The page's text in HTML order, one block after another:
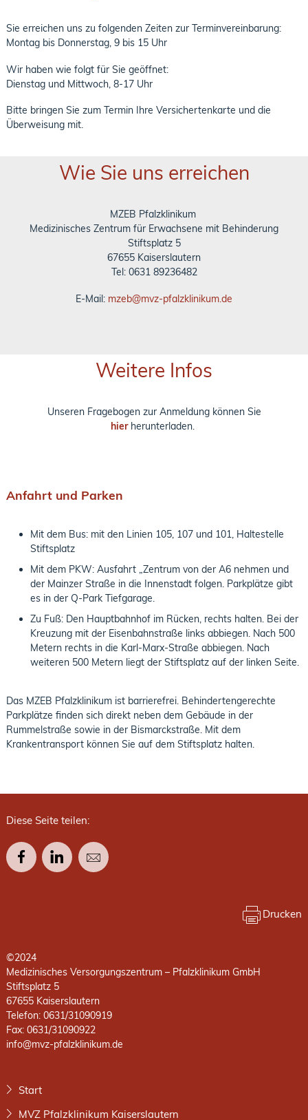
Sie erreichen uns zu folgenden Zeiten zur Terminvereinbarung:
Montag bis Donnerstag, 9 bis 15 Uhr
Wir haben wie folgt für Sie geöffnet:
Dienstag und Mittwoch, 8-17 Uhr
Bitte bringen Sie zum Termin Ihre Versichertenkarte und die
Überweisung mit.
Wie Sie uns erreichen
MZEB Pfalzklinikum
Medizinisches Zentrum für Erwachsene mit Behinderung
Stiftsplatz 5
67655 Kaiserslautern
Tel: 0631 89236482
E-Mail: mzeb@mvz-pfalzklinikum.de
Weitere Infos
Unseren Fragebogen zur Anmeldung können Sie
hier herunterladen.
Anfahrt und Parken
Mit dem Bus: mit den Linien 105, 107 und 101, Haltestelle
Stiftsplatz
Mit dem PKW: Ausfahrt „Zentrum von der A6 nehmen und
der Mainzer Straße in die Innenstadt folgen. Parkplätze gibt
es in der Q-Park Tiefgarage.
Zu Fuß: Den Hauptbahnhof im Rücken, rechts halten. Bei der
Kreuzung mit der Eisenbahnstraße links abbiegen. Nach 500
Metern rechts in die Karl-Marx-Straße abbiegen. Nach
weiteren 500 Metern liegt der Stiftsplatz auf der linken Seite.
Das MZEB Pfalzklinikum ist barrierefrei. Behindertengerechte
Parkplätze finden sich direkt neben dem Gebäude in der
Rummelstraße sowie in der Bismarckstraße. Mit dem
Krankentransport können Sie auf dem Stiftsplatz halten.
Diese Seite teilen:
Drucken
©2024
Medizinisches Versorgungszentrum – Pfalzklinikum GmbH
Stiftsplatz 5
67655 Kaiserslautern
Telefon: 0631/31090919
Fax: 0631/31090922
info@mvz-pfalzklinikum.de
Start
MVZ Pfalzklinikum Kaiserslautern